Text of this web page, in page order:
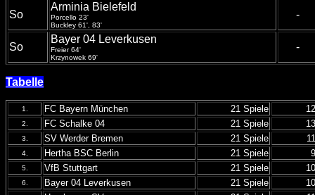
So
Arminia Bielefeld
Porcello 23'
Buckley 61', 83'
-
So
Bayer 04 Leverkusen
Freier 64'
Krzynowek 69'
-
Tabelle
1. FC Bayern München 21 Spiele
2. FC Schalke 04 21 Spiele
3. SV Werder Bremen 21 Spiele
4. Hertha BSC Berlin 21 Spiele
5. VfB Stuttgart 21 Spiele
6. Bayer 04 Leverkusen 21 Spiele